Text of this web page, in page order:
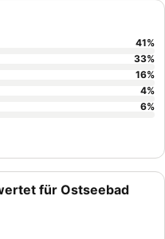
gelobt, der das
Erlebnis wird Gästen
anzufragen.
für Ostseebad
41%
33%
16%
4%
6%